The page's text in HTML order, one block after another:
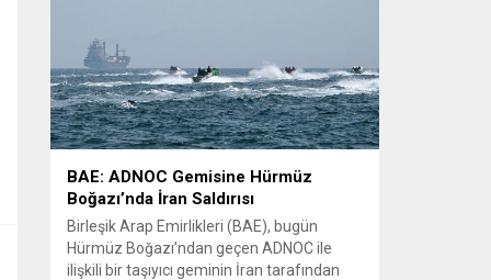
Türk futbolcu sahada yer aldı: Juventus’ta
Kenan Yıldız ilk 11’de görev alırken,...
BAE: ADNOC Gemisine Hürmüz
Boğazı’nda İran Saldırısı
Birleşik Arap Emirlikleri (BAE), bugün
Hürmüz Boğazı’ndan geçen ADNOC ile
ilişkili bir taşıyıcı geminin İran tarafından